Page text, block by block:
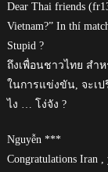
Dear Thai friends
Vietnam?” In thí
Stupid ?
ถึงเพื่อนชาวไทย สำ
ในการแข่งขัน, จะเป
ไง … โง่จัง ?
Nguyễn ***
Congratulations Iran ,